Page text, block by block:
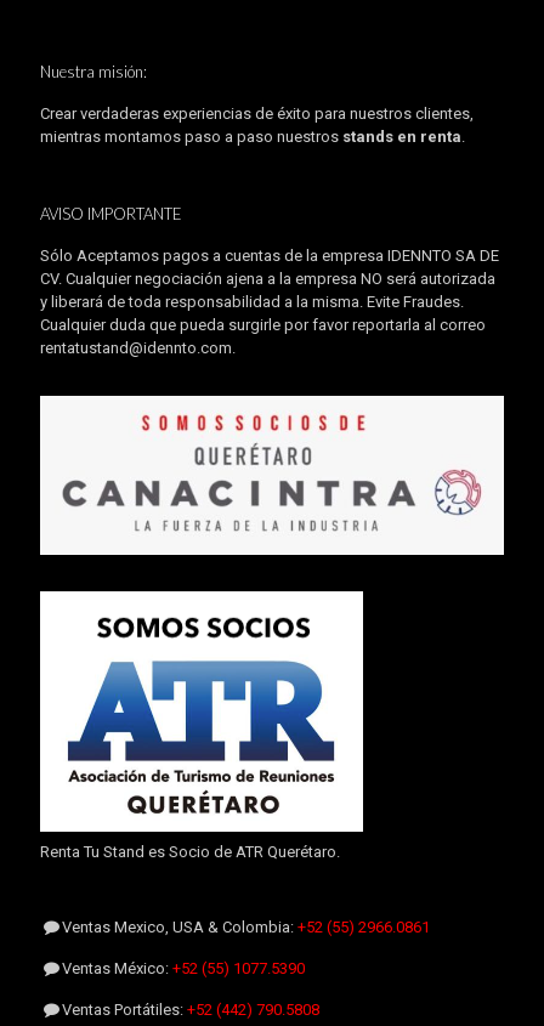
Nuestra misión:
Crear verdaderas experiencias de éxito para nuestros clientes,
mientras montamos paso a paso nuestros stands en renta.
AVISO IMPORTANTE
Sólo Aceptamos pagos a cuentas de la empresa IDENNTO SA DE
CV. Cualquier negociación ajena a la empresa NO será autorizada
y liberará de toda responsabilidad a la misma. Evite Fraudes.
Cualquier duda que pueda surgirle por favor reportarla al correo
rentatustand@idennto.com.
Renta Tu Stand es Socio de ATR Querétaro.
Ventas Mexico, USA & Colombia:+52 (55) 2966.0861
Ventas México:+52 (55) 1077.5390
Ventas Portátiles:+52 (442) 790.5808